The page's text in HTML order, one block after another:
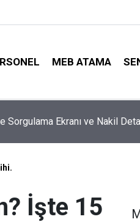
MEB ATAMA
Bekliyor!
İşte 15